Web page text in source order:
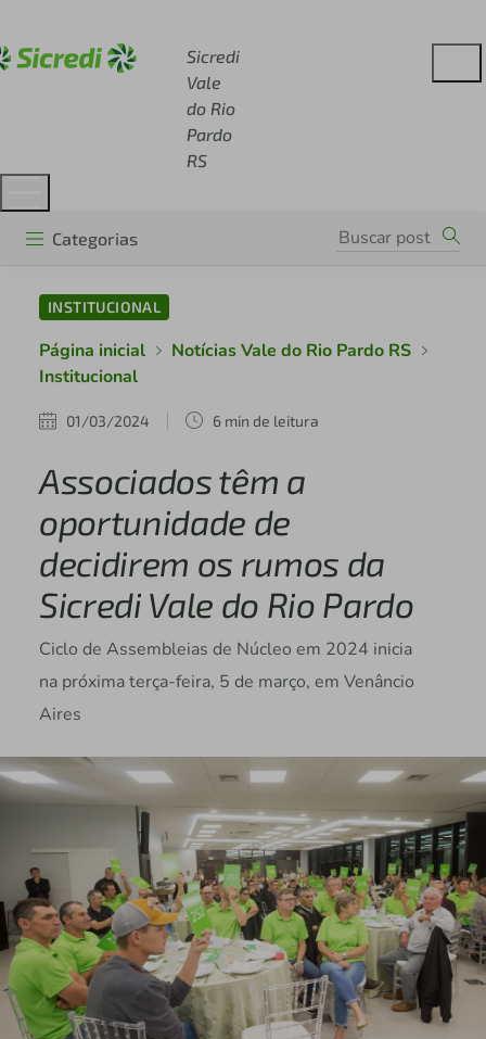
Sicredi
Vale
do Rio
Pardo
RS
Categorias
INSTITUCIONAL
Página inicial
Notícias Vale do Rio Pardo RS
Institucional
01/03/2024 6 min de leitura
Associados têm a
oportunidade de
decidirem os rumos da
Sicredi Vale do Rio Pardo
Ciclo de Assembleias de Núcleo em 2024 inicia
na próxima terça-feira, 5 de março, em Venâncio
Aires